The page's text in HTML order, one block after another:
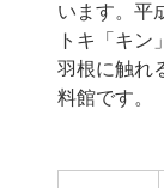
います。平
トキ「キ
羽根に触れ
料館です。